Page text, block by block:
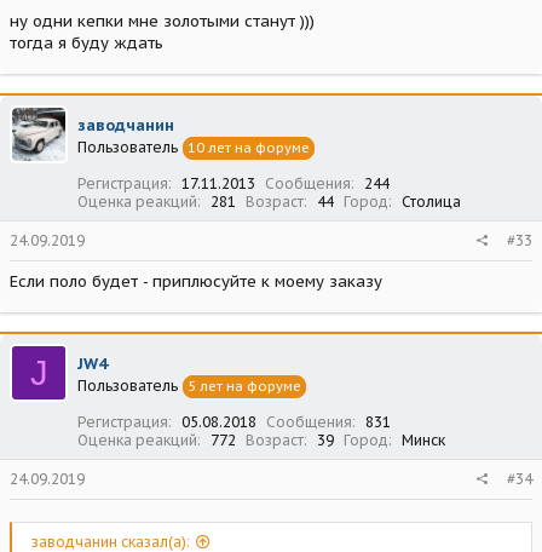
ну одни кепки мне золотыми станут )))
тогда я буду ждать
заводчанин
Пользователь 10 лет на форуме
Регистрация 17.11.2013 Сообщения
244
Оценка реакций
281 Возраст 44 Город Столица
24.09.2019 #33
Если поло будет - приплюсуйте к моему заказу
J JW4
Пользователь 5 лет на форуме
Регистрация 05.08.2018 Сообщения
831
Оценка реакций
772 Возраст 39 Город Минск
24.09.2019 #34
заводчанин сказал(а):